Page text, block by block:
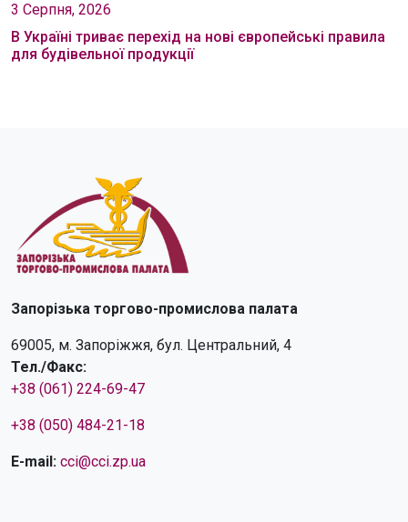
3 Серпня, 2026
В Україні триває перехід на нові європейські правила
для будівельної продукції
Запорізька торгово-промислова палата
69005, м. Запоріжжя, бул. Центральний, 4
Тел./Факс:
+38 (061) 224-69-47
+38 (050) 484-21-18
E-mail: cci@cci.zp.ua